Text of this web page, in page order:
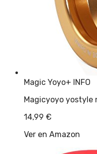
Magic Yoyo+ INFO
Magicyoyo yostyle
14,99 €
Ver en Amazon